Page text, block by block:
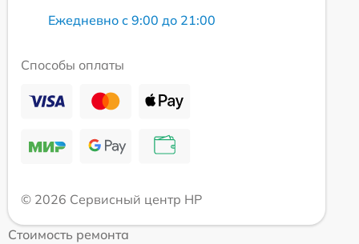
Ежедневно с 9:00 до 21:00
Способы оплаты
© 2026 Сервисный центр HP
Стоимость ремонта